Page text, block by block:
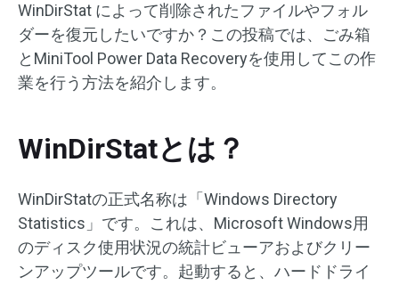
WinDirStat によって削除されたファイルやフォル
ダーを復元したいですか？この投稿では、ごみ箱
とMiniTool Power Data Recoveryを使用してこの作
業を行う方法を紹介します。
WinDirStatとは？
WinDirStatの正式名称は「Windows Directory
Statistics」です。これは、Microsoft Windows用
のディスク使用状況の統計ビューアおよびクリー
ンアップツールです。起動すると、ハードドライ